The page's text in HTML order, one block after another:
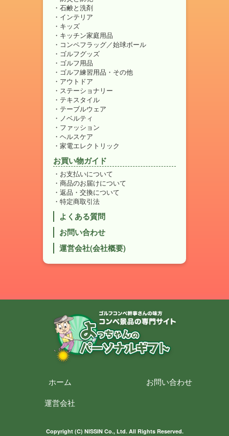
石鹸と洗剤
インテリア
キッズ
キッチン家庭用品
コンペフラッグ／始球ボール
ゴルフグッズ
ゴルフ用品
ゴルフ練習用品・その他
アウトドア
ステーショナリー
テキスタイル
テーブルウェア
ノベルティ
ファッション
ヘルスケア
家電エレクトリック
お買い物ガイド
お支払いについて
商品のお届けについて
返品・交換について
特定商取引法
よくある質問
お問い合わせ
運営会社(会社概要)
ホーム
お問い合わせ
運営会社
Copyright (C) NISSIN Co., Ltd. All Rights Reserved.